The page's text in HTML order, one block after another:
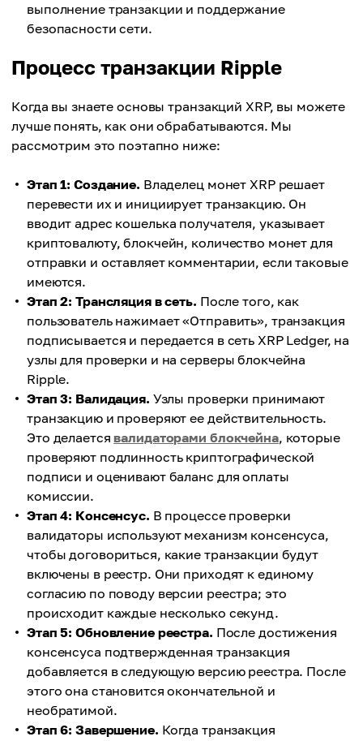
выполнение транзакции и поддержание
безопасности сети.
Процесс транзакции Ripple
Когда вы знаете основы транзакций XRP, вы можете
лучше понять, как они обрабатываются. Мы
рассмотрим это поэтапно ниже:
Этап 1: Создание. Владелец монет XRP решает
перевести их и инициирует транзакцию. Он
вводит адрес кошелька получателя, указывает
криптовалюту, блокчейн, количество монет для
отправки и оставляет комментарии, если таковые
имеются.
Этап 2: Трансляция в сеть. После того, как
пользователь нажимает «Отправить», транзакция
подписывается и передается в сеть XRP Ledger, на
узлы для проверки и на серверы блокчейна
Ripple.
Этап 3: Валидация. Узлы проверки принимают
транзакцию и проверяют ее действительность.
Это делаетсявалидаторами блокчейна, которые
проверяют подлинность криптографической
подписи и оценивают баланс для оплаты
комиссии.
Этап 4: Консенсус. В процессе проверки
валидаторы используют механизм консенсуса,
чтобы договориться, какие транзакции будут
включены в реестр. Они приходят к единому
согласию по поводу версии реестра; это
происходит каждые несколько секунд.
Этап 5: Обновление реестра. После достижения
консенсуса подтвержденная транзакция
добавляется в следующую версию реестра. После
этого она становится окончательной и
необратимой.
Этап 6: Завершение. Когда транзакция